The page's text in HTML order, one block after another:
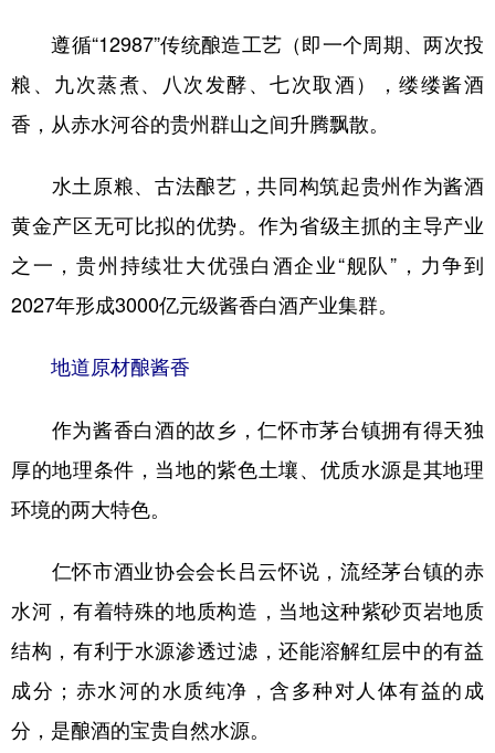
广东 广西 海南 重庆
四川 贵州 云南 西藏
新疆 内蒙古 黑龙江
多语种频道
Русский язык
Deutsch Português
遵循“12987”传统酿造工艺（即一个周期、两次投
粮、九次蒸煮、八次发酵、七次取酒），缕缕酱酒
香，从赤水河谷的贵州群山之间升腾飘散。
水土原粮、古法酿艺，共同构筑起贵州作为酱酒
黄金产区无可比拟的优势。作为省级主抓的主导产业
之一，贵州持续壮大优强白酒企业“舰队”，力争到
2027年形成3000亿元级酱香白酒产业集群。
地道原材酿酱香
作为酱香白酒的故乡，仁怀市茅台镇拥有得天独
厚的地理条件，当地的紫色土壤、优质水源是其地理
环境的两大特色。
仁怀市酒业协会会长吕云怀说，流经茅台镇的赤
水河，有着特殊的地质构造，当地这种紫砂页岩地质
结构，有利于水源渗透过滤，还能溶解红层中的有益
成分；赤水河的水质纯净，含多种对人体有益的成
分，是酿酒的宝贵自然水源。